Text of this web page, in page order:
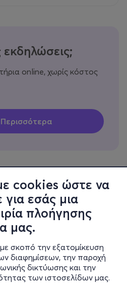
cookies ώστε να
εσάς μια
πλοήγησης
μας.
σκοπό την εξατομίκευση
διαφημίσεων, την παροχή
δικτύωσης και την
των ιστοσελίδων μας.
εκδηλώσεις;
online, χωρίς κόστος